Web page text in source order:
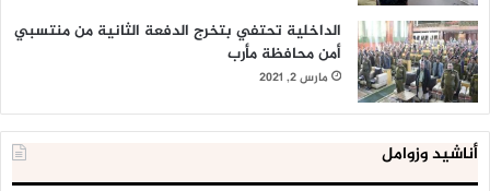
الداخلية تحتفي بتخرج الدفعة الثانية من منتسبي
أمن محافظة مأرب
مارس 2, 2021
أناشيد وزوامل